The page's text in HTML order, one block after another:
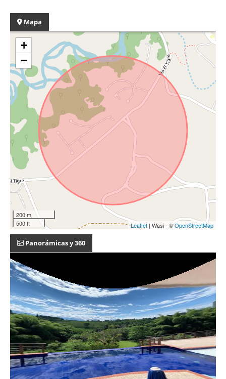
Mapa
+
−
200 m
500 ft
Leaflet | Wasi - ©OpenStreetMap
Panorámicas y 360